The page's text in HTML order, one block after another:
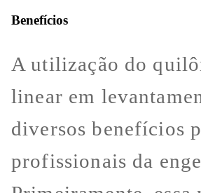
Benefícios
A utilização do
linear em
diversos benefícios
profissionais da